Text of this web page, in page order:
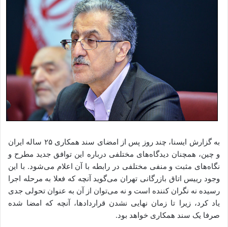
به گزارش ایسنا، چند روز پس از امضای سند همکاری ۲۵ ساله ایران
و چین، همچنان دیدگاه‌های مختلفی درباره این توافق جدید مطرح و
نگاه‌های مثبت و منفی مختلفی در رابطه با آن اعلام می‌شود. با این
وجود رییس اتاق بازرگانی تهران می‌گوید آنچه که فعلا به مرحله اجرا
رسیده نه نگران کننده است و نه می‌توان از آن به عنوان تحولی جدی
یاد کرد، زیرا تا زمان نهایی نشدن قراردادها، آنچه که امضا شده
صرفا یک سند همکاری خواهد بود.